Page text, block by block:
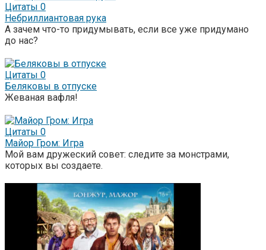
Цитаты 0
Небриллиантовая рука
А зачем что-то придумывать, если все уже придумано
до нас?
Цитаты 0
Беляковы в отпуске
Жеваная вафля!
Цитаты 0
Майор Гром: Игра
Мой вам дружеский совет: следите за монстрами,
которых вы создаете.